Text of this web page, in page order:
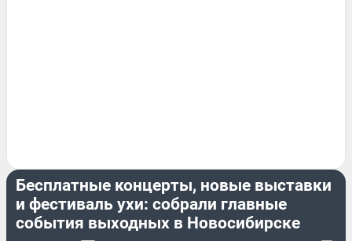
Бесплатные концерты, новые выставки
и фестиваль ухи: собрали главные
события выходных в Новосибирске